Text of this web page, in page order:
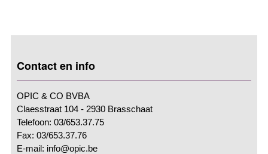
Contact en info
OPIC & CO BVBA
Claesstraat 104 - 2930 Brasschaat
Telefoon: 03/653.37.75
Fax: 03/653.37.76
E-mail: info@opic.be